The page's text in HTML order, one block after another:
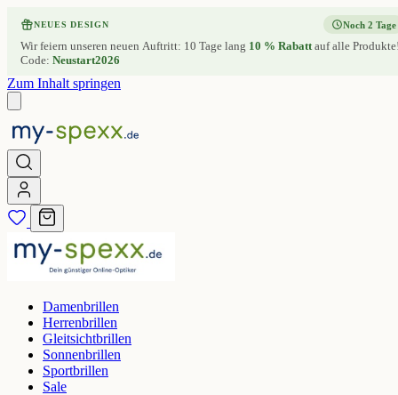
NEUES DESIGN
Wir feiern unseren neuen Auftritt: 10 Tage lang 10 % Rabattauf alle
Code: Neustart2026
Noch 2 Tage
Zum Inhalt springen
Damenbrillen
Herrenbrillen
Gleitsichtbrillen
Sonnenbrillen
Sportbrillen
Sale